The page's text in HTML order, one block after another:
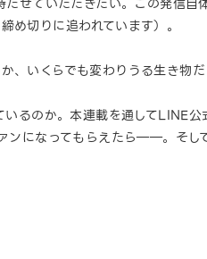
め切りに追われています）。
、いくらでも変わりうる生き物
るのか。本連載を通してLINE
ンになってもらえたら――。そし